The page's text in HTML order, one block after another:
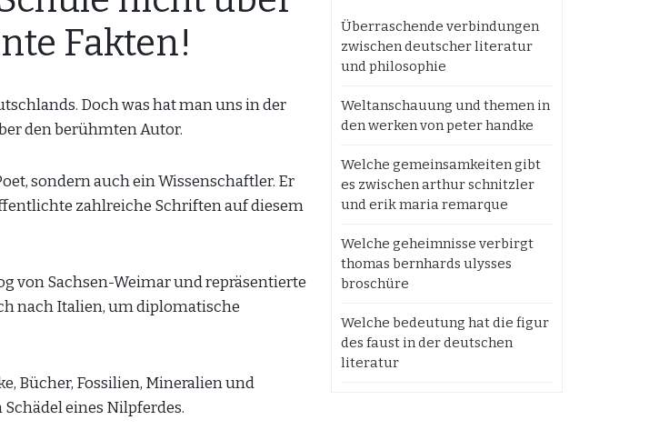
Fakten!
Doch was hat man uns in der
den berühmten Autor.
sondern auch ein Wissenschaftler. Er
zahlreiche Schriften auf diesem
von Sachsen-Weimar und repräsentierte
nach Italien, um diplomatische
Bücher, Fossilien, Mineralien und
eines Nilpferdes.
Überraschende verbindungen
zwischen deutscher literatur
und philosophie
Weltanschauung und themen in
den werken von peter handke
Welche gemeinsamkeiten gibt
es zwischen arthur schnitzler
und erik maria remarque
Welche geheimnisse verbirgt
thomas bernhards ulysses
broschüre
Welche bedeutung hat die figur
des faust in der deutschen
literatur